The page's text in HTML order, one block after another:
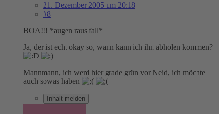
21. Dezember 2005 um 20:18
#8
BOA!!! *augen raus fall*
Ja, der ist echt okay so, wann kann ich ihn abholen kommen?
Mannmann, ich werd hier grade grün vor Neid, ich möchte
auch sowas haben
Inhalt melden